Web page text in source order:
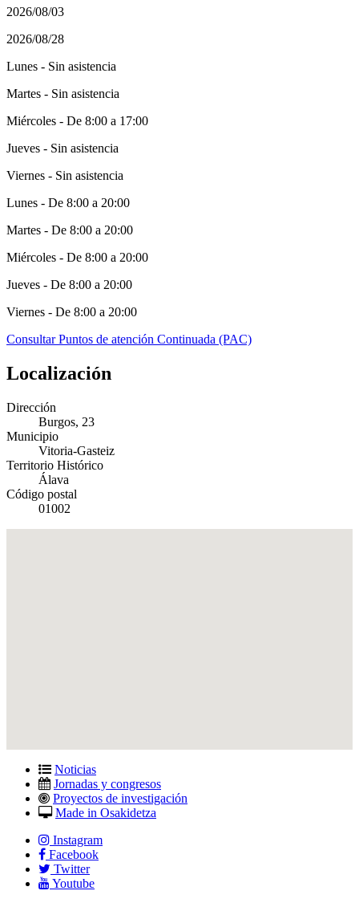
2026/08/03
2026/08/28
Lunes - Sin asistencia
Martes - Sin asistencia
Miércoles - De 8:00 a 17:00
Jueves - Sin asistencia
Viernes - Sin asistencia
Lunes - De 8:00 a 20:00
Martes - De 8:00 a 20:00
Miércoles - De 8:00 a 20:00
Jueves - De 8:00 a 20:00
Viernes - De 8:00 a 20:00
Consultar Puntos de atención Continuada (PAC)
Localización
Dirección
Burgos, 23
Municipio
Vitoria-Gasteiz
Territorio Histórico
Álava
Código postal
01002
Noticias
Jornadas y congresos
Proyectos de investigación
Made in Osakidetza
Instagram
Facebook
Twitter
Youtube